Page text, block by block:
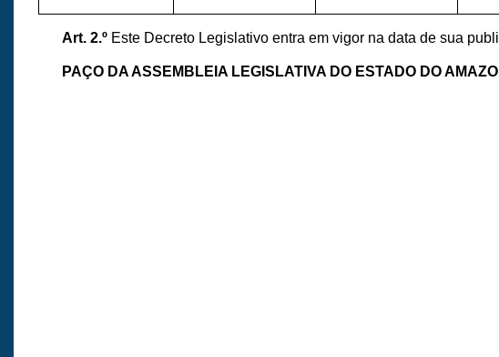
Art. 2.º Este Decreto Legislativo entra em vigor na data de sua
PAÇO DA ASSEMBLEIA LEGISLATIVA DO ESTADO DO